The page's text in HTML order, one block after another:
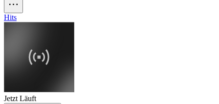
Hits
Jetzt Läuft